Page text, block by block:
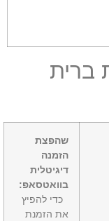
שהפצת
הזמנה
דיגיטלית
בוואטסאפ:
כדי להפיץ
את הזמנת